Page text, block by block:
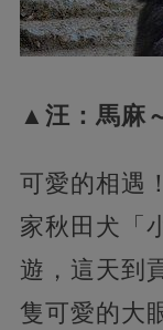
▲汪：馬麻
可愛的相遇
家秋田犬「
遊，這天到
隻可愛的大